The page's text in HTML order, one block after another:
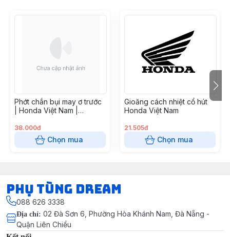
Phớt chắn bụi may ơ trước
| Honda Việt Nam |
38.000đ
Chọn mua
Gioăng cách nhiệt cổ hút
Honda Việt Nam
21.505đ
Chọn mua
Phụ Tùng Dream
088 626 3338
Địa chỉ: 02 Đà Sơn 6, Phường Hòa Khánh Nam, Đà Nẵng -
Quận Liên Chiểu